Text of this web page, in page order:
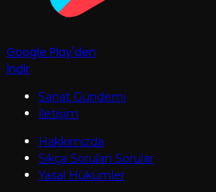
Google Play'den
İndir
Sanat Gündemi
İletişim
Hakkımızda
Sıkça Sorulan Sorular
Yasal Hükümler